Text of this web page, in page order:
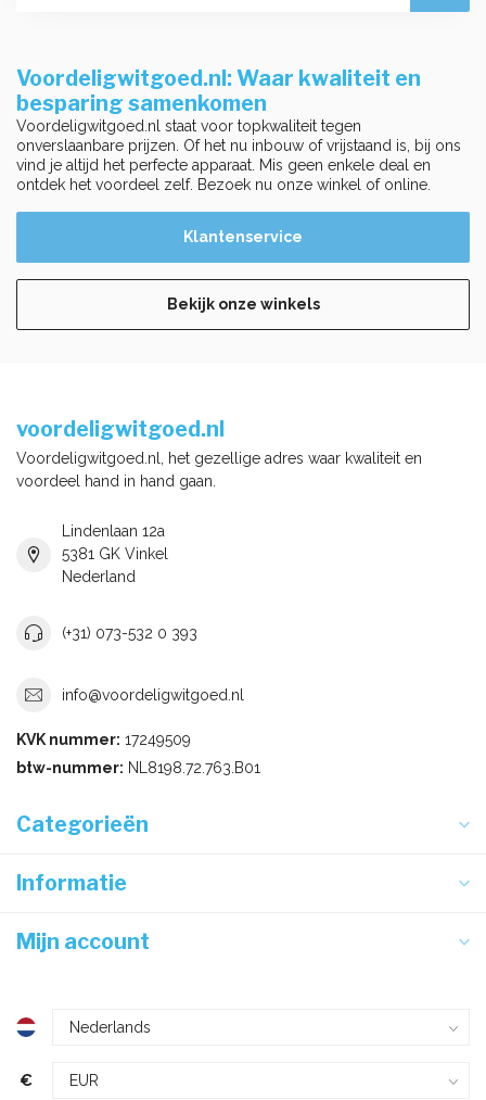
Voordeligwitgoed.nl: Waar kwaliteit en
besparing samenkomen
Voordeligwitgoed.nl staat voor topkwaliteit tegen
onverslaanbare prijzen. Of het nu inbouw of vrijstaand is, bij ons
vind je altijd het perfecte apparaat. Mis geen enkele deal en
ontdek het voordeel zelf. Bezoek nu onze winkel of online.
Klantenservice
Bekijk onze winkels
voordeligwitgoed.nl
Voordeligwitgoed.nl, het gezellige adres waar kwaliteit en
voordeel hand in hand gaan.
Lindenlaan 12a
5381 GK Vinkel
Nederland
(+31) 073-532 0 393
info@voordeligwitgoed.nl
KVK nummer: 17249509
btw-nummer: NL8198.72.763.B01
Categorieën
Informatie
Mijn account
€